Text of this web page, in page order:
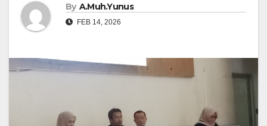
By A.Muh.Yunus
FEB 14, 2026